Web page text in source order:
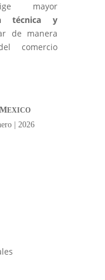
mayor
técnica y
de manera
comercio
EXICO
| 2026